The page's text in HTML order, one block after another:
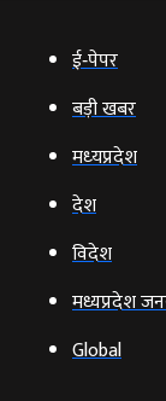
ई‑पेपर
बड़ी खबर
मध्‍यप्रदेश
देश
विदेश
मध्यप्रदेश
Global